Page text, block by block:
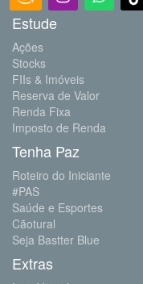
Estude
Ações
Stocks
FIIs & Imóveis
Reserva de Valor
Renda Fixa
Imposto de Renda
Tenha Paz
Roteiro do Iniciante
#PAS
Saúde e Esportes
Cãotural
Seja Bastter Blue
Extras